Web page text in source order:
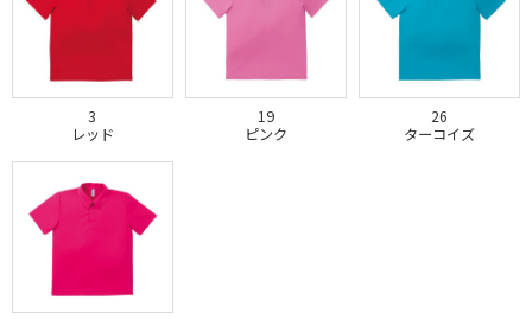
3
レッド
19
ピンク
26
ターコイズ